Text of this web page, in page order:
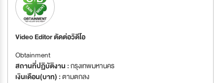
Video Editor ตัดต่อวิดีโอ
Obtainment
สถานที่ปฏิบัติงาน :กรุงเทพมหานคร
เงินเดือน(บาท) :ตามตกลง